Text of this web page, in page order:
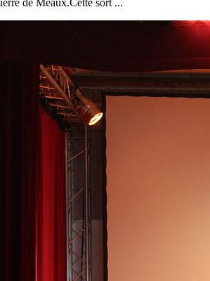
de Meaux.Cette sort ...